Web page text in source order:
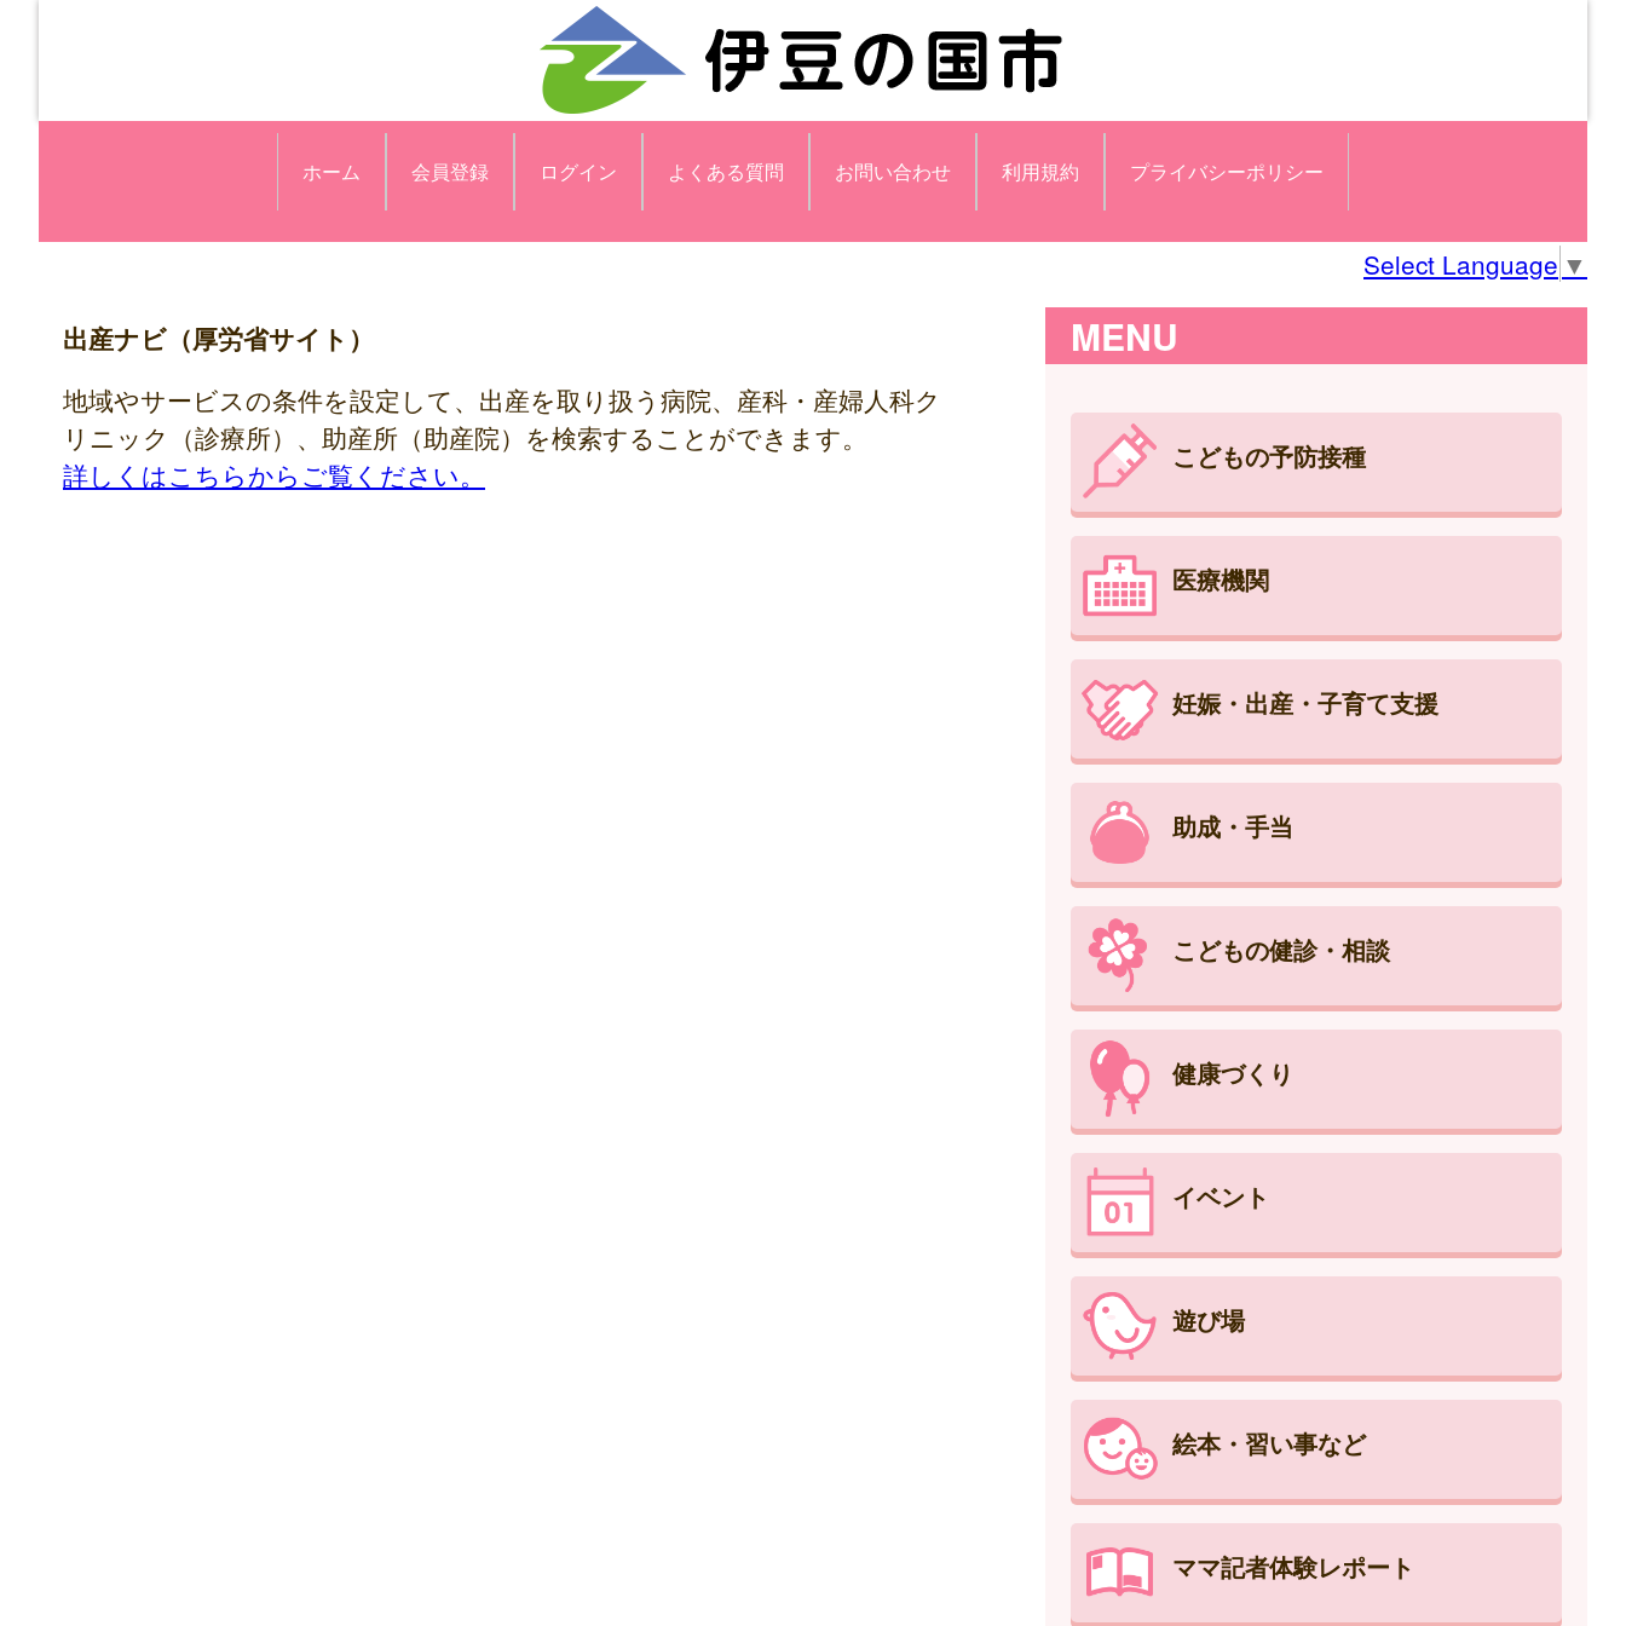
ホーム 会員登録 ログイン よくある質問 お問い合わせ 利用規約 プライバシーポリシー
Select Language ▼
出産ナビ（厚労省サイト）
地域やサービスの条件を設定して、出産を取り扱う病院、産科・産婦人科ク
リニック（診療所）、助産所（助産院）を検索することができます。
詳しくはこちらからご覧ください。
MENU
こどもの予防接種
医療機関
妊娠・出産・子育て支援
助成・手当
こどもの健診・相談
健康づくり
イベント
遊び場
絵本・習い事など
ママ記者体験レポート